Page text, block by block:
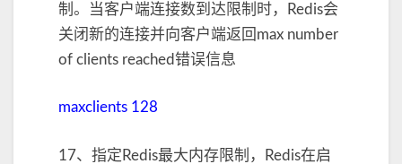
制。当客户端连接数到达限制时，Redis会
关闭新的连接并向客户端返回max number
of clients reached错误信息
maxclients 128
17、指定Redis最大内存限制，Redis在启